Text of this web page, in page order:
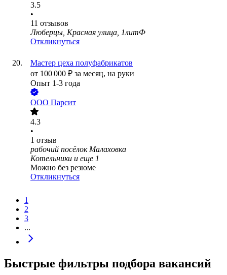
3.5
•
11 отзывов
Люберцы, Красная улица, 1литФ
Откликнуться
Мастер цеха полуфабрикатов
от 100 000 ₽ за месяц, на руки
Опыт 1-3 года
ООО Парсит
4.3
•
1 отзыв
рабочий посёлок Малаховка
Котельники и еще 1
Можно без резюме
Откликнуться
1
2
3
...
Быстрые фильтры подбора вакансий